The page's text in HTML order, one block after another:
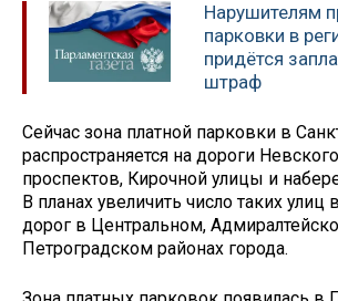
Нарушителям
парковки в
придётся
штраф
Сейчас зона платной парковки в
распространяется на дороги
проспектов, Кирочной улицы и
В планах увеличить число таких улиц
дорог в Центральном,
Петроградском районах города.